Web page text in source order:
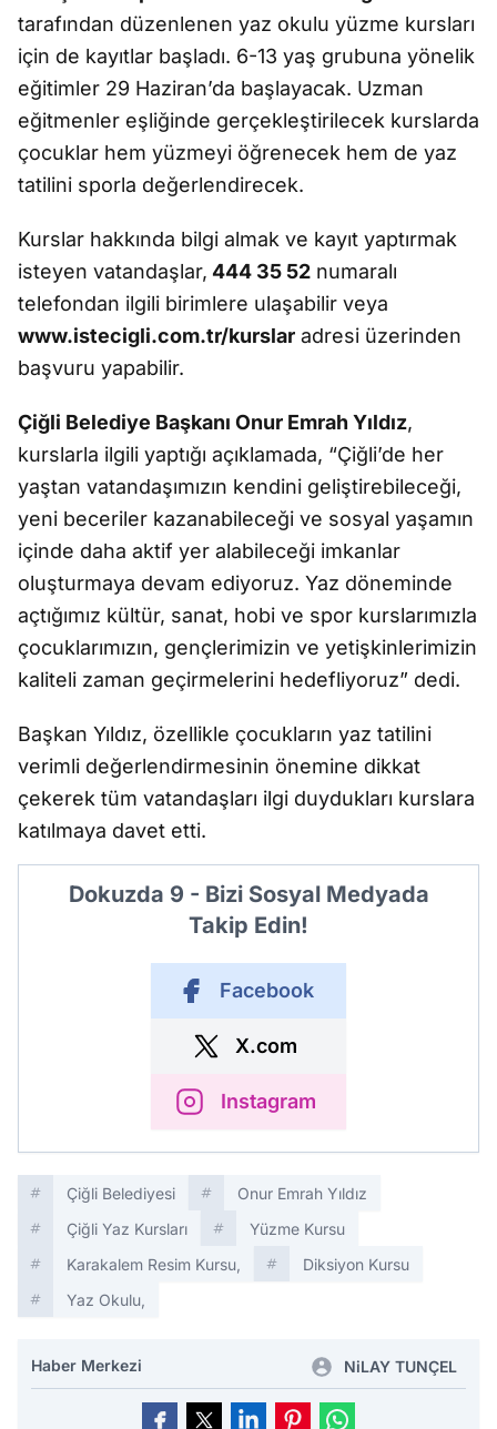
tarafından düzenlenen yaz okulu yüzme kursları
için de kayıtlar başladı. 6-13 yaş grubuna yönelik
eğitimler 29 Haziran’da başlayacak. Uzman
eğitmenler eşliğinde gerçekleştirilecek kurslarda
çocuklar hem yüzmeyi öğrenecek hem de yaz
tatilini sporla değerlendirecek.
Kurslar hakkında bilgi almak ve kayıt yaptırmak
isteyen vatandaşlar, 444 35 52 numaralı
telefondan ilgili birimlere ulaşabilir veya
www.istecigli.com.tr/kurslar adresi üzerinden
başvuru yapabilir.
Çiğli Belediye Başkanı Onur Emrah Yıldız,
kurslarla ilgili yaptığı açıklamada, “Çiğli’de her
yaştan vatandaşımızın kendini geliştirebileceği,
yeni beceriler kazanabileceği ve sosyal yaşamın
içinde daha aktif yer alabileceği imkanlar
oluşturmaya devam ediyoruz. Yaz döneminde
açtığımız kültür, sanat, hobi ve spor kurslarımızla
çocuklarımızın, gençlerimizin ve yetişkinlerimizin
kaliteli zaman geçirmelerini hedefliyoruz” dedi.
Başkan Yıldız, özellikle çocukların yaz tatilini
verimli değerlendirmesinin önemine dikkat
çekerek tüm vatandaşları ilgi duydukları kurslara
katılmaya davet etti.
Dokuzda 9 - Bizi Sosyal Medyada
Takip Edin!
Facebook
X.com
Instagram
Çiğli Belediyesi
Onur Emrah Yıldız
Çiğli Yaz Kursları
Yüzme Kursu
Karakalem Resim Kursu,
Diksiyon Kursu
Yaz Okulu,
Haber Merkezi NiLAY TUNÇEL